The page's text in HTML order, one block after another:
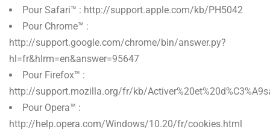
Pour Safari™ : http://support.apple.com/kb/PH5042
Pour Chrome™ :
http://support.google.com/chrome/bin/answer.py?
hl=fr&hlrm=en&answer=95647
Pour Firefox™ :
http://support.mozilla.org/fr/kb/
Pour Opera™ :
http://help.opera.com/Windows/10.20/fr/cookies.html